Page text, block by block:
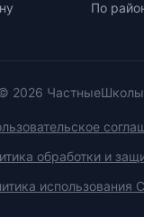
По
2026
обработки и
использования